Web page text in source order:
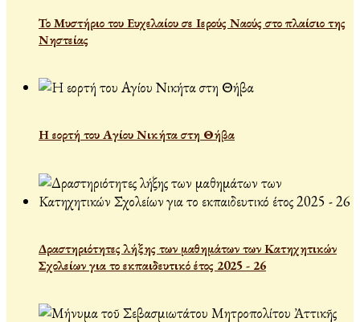
Το Μυστήριο του Ευχελαίου σε Ιερούς Ναούς στο πλαίσιο της
Νηστείας
Η εορτή του Αγίου Νικήτα στη Θήβα
Δραστηριότητες λήξης των μαθημάτων των Κατηχητικών
Σχολείων για το εκπαιδευτικό έτος 2025 - 26